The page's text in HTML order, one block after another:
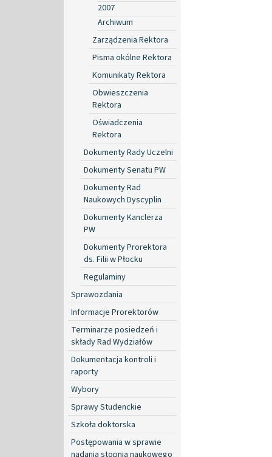
2007
Archiwum
Zarządzenia Rektora
Pisma okólne Rektora
Komunikaty Rektora
Obwieszczenia
Rektora
Oświadczenia
Rektora
Dokumenty Rady Uczelni
Dokumenty Senatu PW
Dokumenty Rad
Naukowych Dyscyplin
Dokumenty Kanclerza
PW
Dokumenty Prorektora
ds. Filii w Płocku
Regulaminy
Sprawozdania
Informacje Prorektorów
Terminarze posiedzeń i
składy Rad Wydziałów
Dokumentacja kontroli i
raporty
Wybory
Sprawy Studenckie
Szkoła doktorska
Postępowania w sprawie
nadania stopnia naukowego